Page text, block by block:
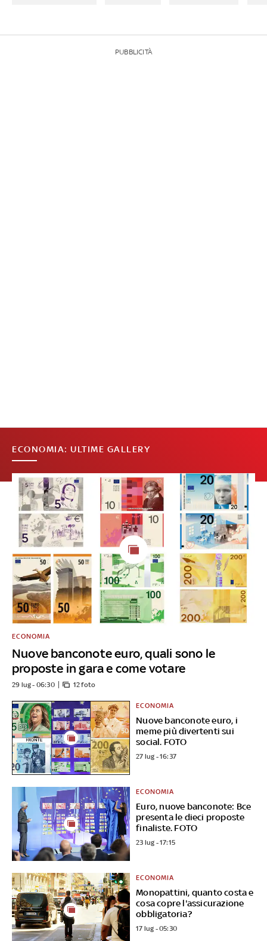
PUBBLICITÀ
ECONOMIA: ULTIME GALLERY
Nuove banconote euro, quali sono le
proposte in gara e come votare
ECONOMIA
29 lug - 06:30 12 foto
Nuove banconote euro, i
meme più divertenti sui
social. FOTO
ECONOMIA
27 lug - 16:37
Euro, nuove banconote: Bce
presenta le dieci proposte
finaliste. FOTO
ECONOMIA
23 lug - 17:15
Monopattini, quanto costa e
cosa copre l'assicurazione
obbligatoria?
ECONOMIA
17 lug - 05:30